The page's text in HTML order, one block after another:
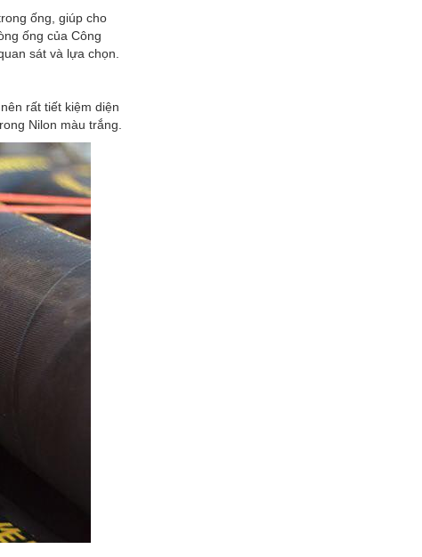
ống, giúp cho
ống của Công
sát và lựa chọn.
rất tiết kiệm diện
Nilon màu trắng.